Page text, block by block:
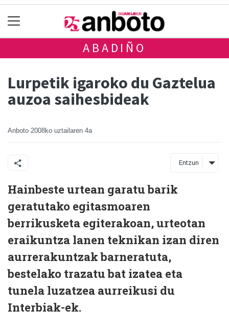
ABADIÑO
Lurpetik igaroko du Gaztelua
auzoa saihesbideak
Anboto 2008ko uztailaren 4a
Entzun
Hainbeste urtean garatu barik
geratutako egitasmoaren
berrikusketa egiterakoan, urteotan
eraikuntza lanen teknikan izan diren
aurrerakuntzak barneratuta,
bestelako trazatu bat izatea eta
tunela luzatzea aurreikusi du
Interbiak-ek.